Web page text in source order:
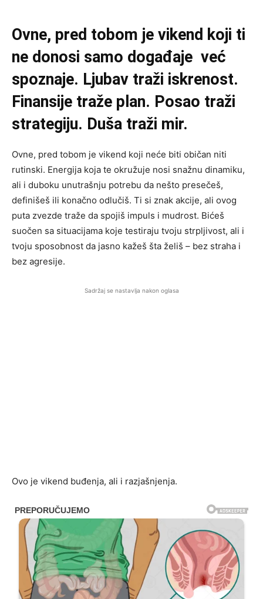
Ovne, pred tobom je vikend koji ti
ne donosi samo događaje već
spoznaje. Ljubav traži iskrenost.
Finansije traže plan. Posao traži
strategiju. Duša traži mir.
Ovne, pred tobom je vikend koji neće biti običan niti
rutinski. Energija koja te okružuje nosi snažnu dinamiku,
ali i duboku unutrašnju potrebu da nešto presečeš,
definišeš ili konačno odlučiš. Ti si znak akcije, ali ovog
puta zvezde traže da spojiš impuls i mudrost. Bićeš
suočen sa situacijama koje testiraju tvoju strpljivost, ali i
tvoju sposobnost da jasno kažeš šta želiš – bez straha i
bez agresije.
Sadržaj se nastavlja nakon oglasa
Ovo je vikend buđenja, ali i razjašnjenja.